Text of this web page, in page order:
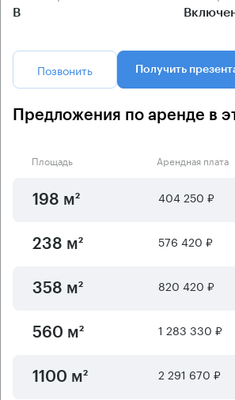
B
Позвонить Получить
Предложения по аренде в
Площадь Арендная плата
198 м² 404 250 ₽
238 м² 576 420 ₽
358 м² 820 420 ₽
560 м² 1 283 330 ₽
1100 м² 2 291 670 ₽